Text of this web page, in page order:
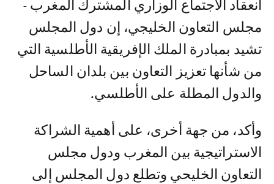
انعقاد الاجتماع الوزاري المشترك المغرب -
مجلس التعاون الخليجي، إن دول المجلس
تشيد بمبادرة الملك الإفريقية الأطلسية التي
من شأنها تعزيز التعاون بين بلدان الساحل
والدول المطلة على الأطلسي.
وأكد، من جهة أخرى، على أهمية الشراكة
الاستراتيجية بين المغرب ودول مجلس
التعاون الخليحي وتطلع دول المجلس إلى